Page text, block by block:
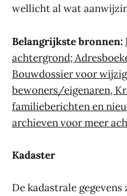
wellicht al wat
Belangrijkste bronnen:
achtergrond;
Bouwdossier voor
bewoners/eigenaren,
familieberichten en
archieven voor meer
Kadaster
De kadastrale